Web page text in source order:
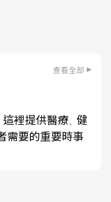
查看全部
裡提供醫療、 健
需要的重要時事